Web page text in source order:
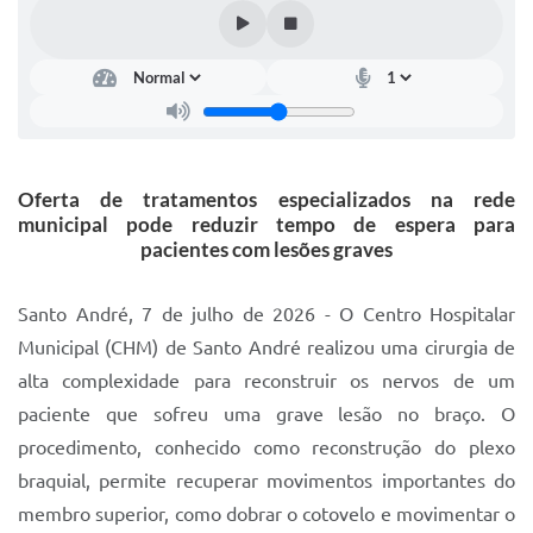
Legislação
Lei de acesso à informação
Mobilidade Urbana Sustentável
Ouvidoria da Cidade
Passe Escolar
Parque Escola
Quadra Fiscal
Oferta de tratamentos especializados na rede
municipal pode reduzir tempo de espera para
pacientes com lesões graves
Santo André, 7 de julho de 2026 - O Centro Hospitalar
Municipal (CHM) de Santo André realizou uma cirurgia de
alta complexidade para reconstruir os nervos de um
paciente que sofreu uma grave lesão no braço. O
procedimento, conhecido como reconstrução do plexo
braquial, permite recuperar movimentos importantes do
membro superior, como dobrar o cotovelo e movimentar o